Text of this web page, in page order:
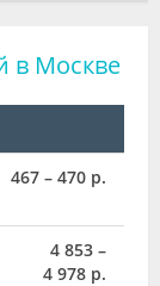
в Москве
467 – 470 р.
4 853 –
4 978 р.